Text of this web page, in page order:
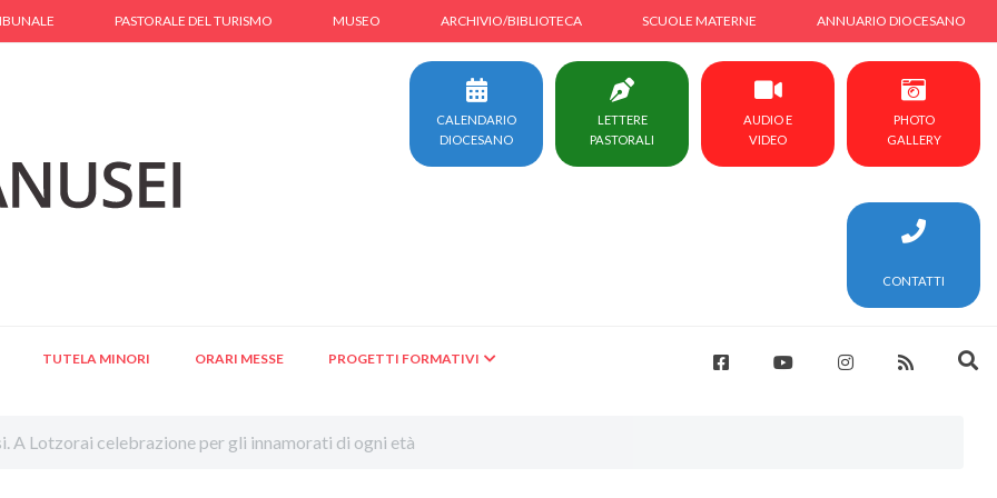
PASTORALE DEL TURISMO MUSEO ARCHIVIO/BIBLIOTECA SCUOLE MATERNE ANNUARIO DIOCESANO
CALENDARIO
DIOCESANO
LETTERE
PASTORALI
AUDIO E
VIDEO
PHOTO
GALLERY
CONTATTI
TUTELA MINORI ORARI MESSE PROGETTI FORMATIVI
A Lotzorai celebrazione per gli innamorati di ogni età